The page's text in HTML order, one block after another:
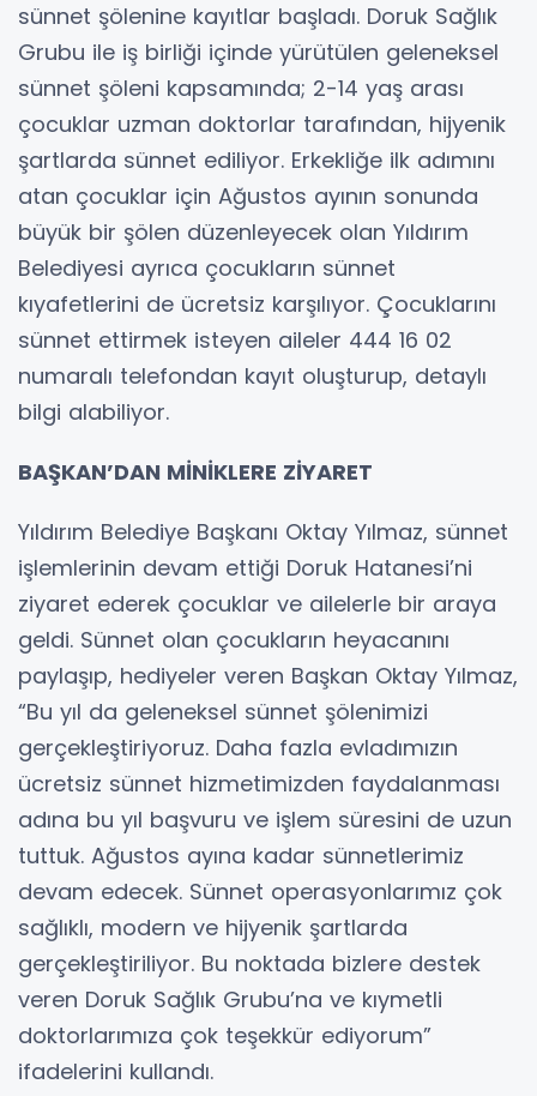
sünnet şölenine kayıtlar başladı. Doruk Sağlık
Grubu ile iş birliği içinde yürütülen geleneksel
sünnet şöleni kapsamında; 2-14 yaş arası
çocuklar uzman doktorlar tarafından, hijyenik
şartlarda sünnet ediliyor. Erkekliğe ilk adımını
atan çocuklar için Ağustos ayının sonunda
büyük bir şölen düzenleyecek olan Yıldırım
Belediyesi ayrıca çocukların sünnet
kıyafetlerini de ücretsiz karşılıyor. Çocuklarını
sünnet ettirmek isteyen aileler 444 16 02
numaralı telefondan kayıt oluşturup, detaylı
bilgi alabiliyor.
BAŞKAN’DAN MİNİKLERE ZİYARET
Yıldırım Belediye Başkanı Oktay Yılmaz, sünnet
işlemlerinin devam ettiği Doruk Hatanesi’ni
ziyaret ederek çocuklar ve ailelerle bir araya
geldi. Sünnet olan çocukların heyacanını
paylaşıp, hediyeler veren Başkan Oktay Yılmaz,
“Bu yıl da geleneksel sünnet şölenimizi
gerçekleştiriyoruz. Daha fazla evladımızın
ücretsiz sünnet hizmetimizden faydalanması
adına bu yıl başvuru ve işlem süresini de uzun
tuttuk. Ağustos ayına kadar sünnetlerimiz
devam edecek. Sünnet operasyonlarımız çok
sağlıklı, modern ve hijyenik şartlarda
gerçekleştiriliyor. Bu noktada bizlere destek
veren Doruk Sağlık Grubu’na ve kıymetli
doktorlarımıza çok teşekkür ediyorum”
ifadelerini kullandı.